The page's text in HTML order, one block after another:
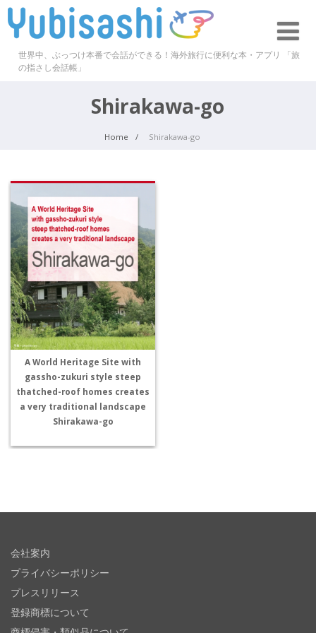
世界中、ぶっつけ本番で会話ができる！海外旅行に便利な本・アプリ 「旅
の指さし会話帳」
Shirakawa-go
Home Shirakawa-go
A World Heritage Site with
gassho-zukuri style steep
thatched-roof homes creates
a very traditional landscape
Shirakawa-go
会社案内
プライバシーポリシー
プレスリリース
登録商標について